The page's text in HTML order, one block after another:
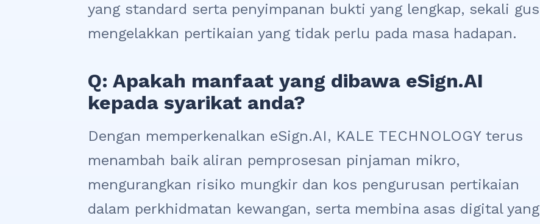
yang standard serta penyimpanan bukti yang lengkap, sekali gus
mengelakkan pertikaian yang tidak perlu pada masa hadapan.
Q: Apakah manfaat yang dibawa eSign.AI
kepada syarikat anda?
Dengan memperkenalkan eSign.AI, KALE TECHNOLOGY terus
menambah baik aliran pemprosesan pinjaman mikro,
mengurangkan risiko mungkir dan kos pengurusan pertikaian
dalam perkhidmatan kewangan, serta membina asas digital yang